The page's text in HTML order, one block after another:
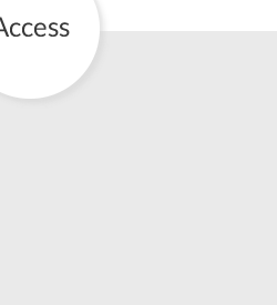
まざまな講座・クラス
での出産を希望される方へ